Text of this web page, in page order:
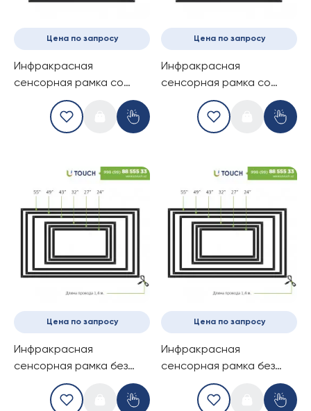
Цена по запросу
Инфракрасная
сенсорная рамка со
стеклом, 21.5-дюймов (10
касаний) (16-9)
Цена по запросу
Инфракрасная
сенсорная рамка со
стеклом, 21.5-дюймов (6
касанй) (16-9)
Цена по запросу
Инфракрасная
сенсорная рамка без
стекла, 24-дюймов (4
касаний) (16-9)
Цена по запросу
Инфракрасная
сенсорная рамка без
стекла, 24-дюймов (10
касаний) (16-9)